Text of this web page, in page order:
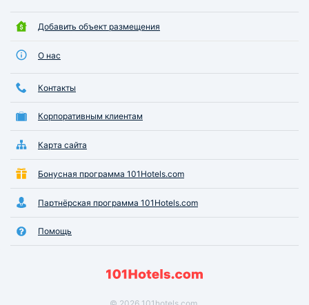
Добавить объект размещения
О нас
Контакты
Корпоративным клиентам
Карта сайта
Бонусная программа 101Hotels.com
Партнёрская программа 101Hotels.com
Помощь